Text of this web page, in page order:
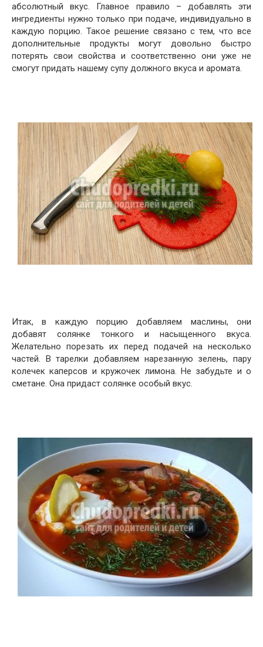
абсолютный вкус. Главное правило – добавлять эти
ингредиенты нужно только при подаче, индивидуально в
каждую порцию. Такое решение связано с тем, что все
дополнительные продукты могут довольно быстро
потерять свои свойства и соответственно они уже не
смогут придать нашему супу должного вкуса и аромата.
Итак, в каждую порцию добавляем маслины, они
добавят солянке тонкого и насыщенного вкуса.
Желательно порезать их перед подачей на несколько
частей. В тарелки добавляем нарезанную зелень, пару
колечек каперсов и кружочек лимона. Не забудьте и о
сметане. Она придаст солянке особый вкус.